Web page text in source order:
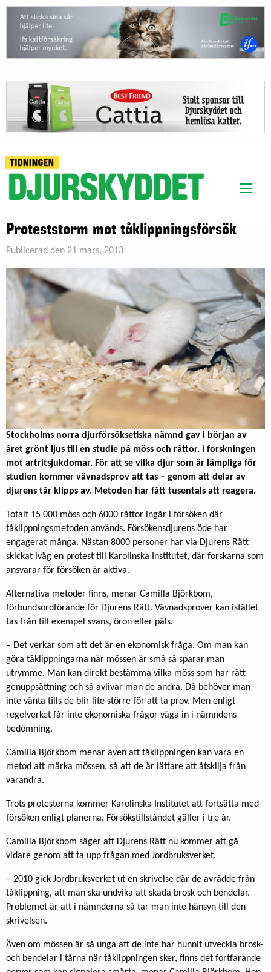
Proteststorm mot tåklippningsförsök
Publicerad den 21 mars, 2013
Stockholms norra djurförsöksetiska nämnd gav i början av
året grönt ljus till en studie på möss och råttor, i forskningen
mot artritsjukdomar. För att se vilka djur som är lämpliga för
studien kommer vävnadsprov att tas – genom att delar av
djurens tår klipps av. Metoden har fått tusentals att reagera.
Totalt 15 000 möss och 6000 råttor ingår i försöken där
tåklippningsmetoden används. Försökensdjurens öde har
engagerat många. Nästan 8000 personer har via Djurens Rätt
skickat iväg en protest till Karolinska Institutet, där forskarna som
ansvarar för försöken är aktiva.
Alternativa metoder finns, menar Camilla Björkbom,
förbundsordförande för Djurens Rätt. Vävnadsprover kan istället
tas från till exempel svans, öron eller päls.
– Det verkar som att det är en ekonomisk fråga. Om man kan
göra tåklippningarna när mössen är små så sparar man
utrymme. Man kan direkt bestämma vilka möss som har rätt
genuppsättning och så avlivar man de andra. Då behöver man
inte vänta tills de blir lite större för att ta prov. Men enligt
regelverket får inte ekonomiska frågor väga in i nämndens
bedömning.
Camilla Björkbom menar även att tåklippningen kan vara en
metod att märka mössen, så att de är lättare att åtskilja från
varandra.
Trots protesterna kommer Karolinska Institutet att fortsätta med
försöken enligt planerna. Försökstillståndet gäller i tre år.
Camilla Björkbom säger att Djurens Rätt nu kommer att gå
vidare genom att ta upp frågan med Jordbruksverket.
– 2010 gick Jordbruksverket ut en skrivelse där de avrådde från
tåklippning, att man ska undvika att skada brosk och bendelar.
Problemet är att i nämnderna så tar man inte hänsyn till den
skrivelsen.
Även om mössen är så unga att de inte har hunnit utveckla brosk-
och bendelar i tårna när tåklippningen sker, finns det fortfarande